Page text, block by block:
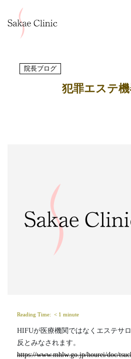
院長ブログ
犯罪エステ
Reading Time: < 1 minute
HIFUが医療機関ではなくエステサ
反とみなされます。
https://www.mhlw.go.jp/hourei/doc/